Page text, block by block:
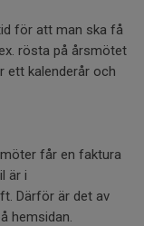
för att man ska få
rösta på årsmötet
ett kalenderår och
får en faktura
är i
Därför är det av
hemsidan.